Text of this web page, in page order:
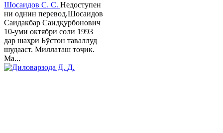
Шосаидов С. С. Недоступен
ни однин перевод.Шосаидов
Саидакбар Саидқурбонович
10-уми октябри соли 1993
дар шаҳри Бўстон таваллуд
шудааст. Миллаташ тоҷик.
Ма...